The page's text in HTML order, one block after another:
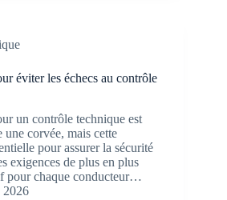
éviter les échecs au contrôle
un contrôle technique est
corvée, mais cette
pour assurer la sécurité
exigences de plus en plus
pour chaque conducteur…
2026